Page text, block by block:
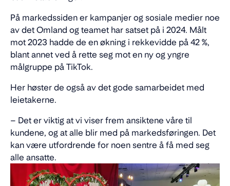
På markedssiden er kampanjer og sosiale medier noe
av det Omland og teamet har satset på i 2024. Målt
mot 2023 hadde de en økning i rekkevidde på 42 %,
blant annet ved å rette seg mot en ny og yngre
målgruppe på TikTok.
Her høster de også av det gode samarbeidet med
leietakerne.
– Det er viktig at vi viser frem ansiktene våre til
kundene, og at alle blir med på markedsføringen. Det
kan være utfordrende for noen sentre å få med seg
alle ansatte.